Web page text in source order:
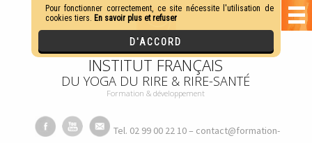
INSTITUT FRANÇAIS
DU YOGA DU RIRE & RIRE-SANTÉ
Formation & développement
Tel. 02 99 00 22 10 – contact@formation-